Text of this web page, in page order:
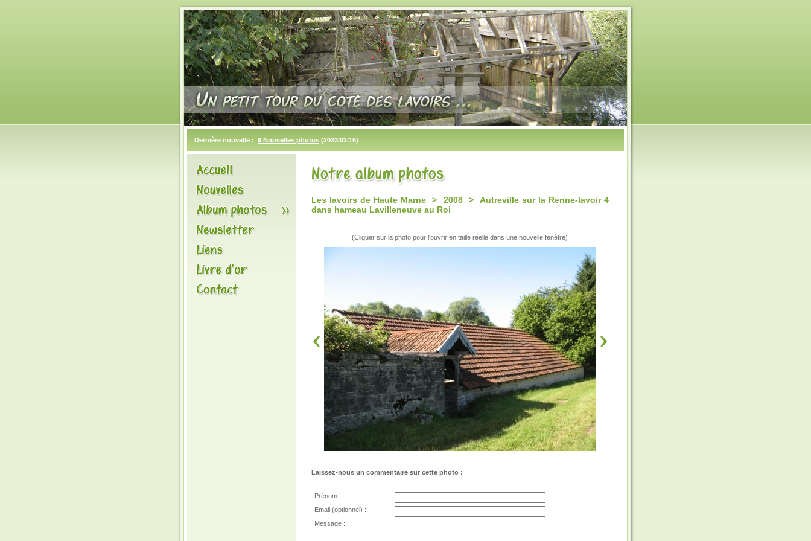
Dernière nouvelle : 9 Nouvelles photos (2023/02/16)
Les lavoirs de Haute Marne > 2008 > Autreville sur la Renne-lavoir 4
dans hameau Lavilleneuve au Roi
(Cliquer sur la photo pour l'ouvrir en taille réelle dans une nouvelle fenêtre)
Laissez-nous un commentaire sur cette photo :
Prénom :
Email (optionnel) :
Message :